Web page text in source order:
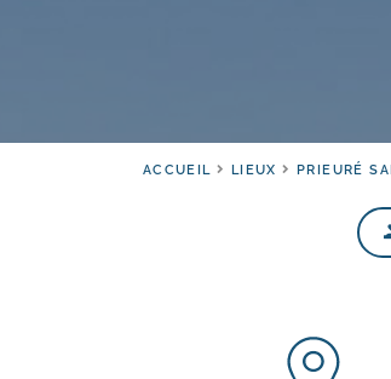
ACCUEIL LIEUX PRIEURÉ